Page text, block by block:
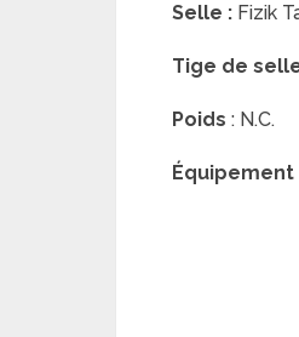
Selle : Fizik
Tige de
Poids : N.C.
Équipement